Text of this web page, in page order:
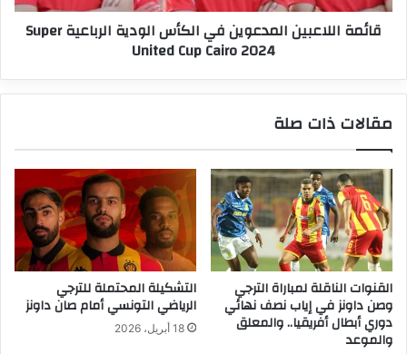
United
Cup
قائمة اللاعبين المدعوين في الكأس الودية الرباعية Super
United Cup Cairo 2024
مقالات ذات صلة
القنوات الناقلة لمباراة الترجي
وصن داونز في إياب نصف نهائي
دوري أبطال أفريقيا.. والمعلق
والموعد
التشكيلة المحتملة للترجي
الرياضي التونسي أمام صان داونز
18 أبريل، 2026